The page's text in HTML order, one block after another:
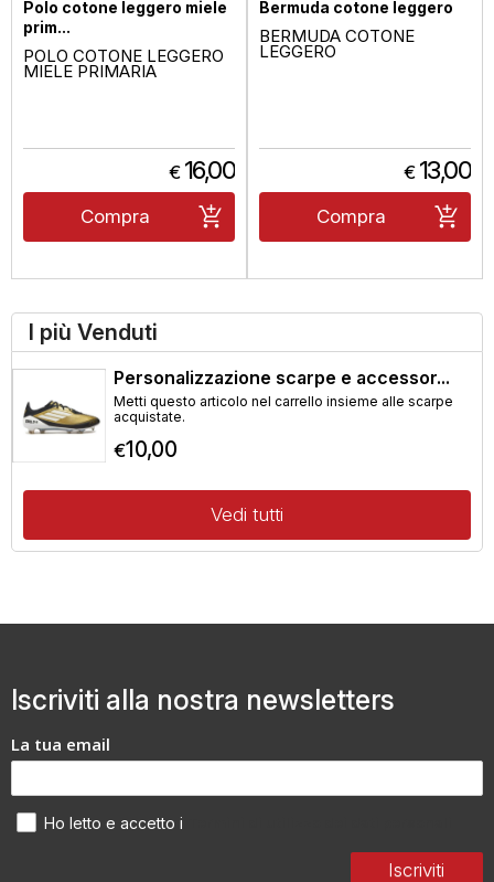
Polo cotone leggero miele
prim...
POLO COTONE LEGGERO
MIELE PRIMARIA
€ 16,00
Compra
Bermuda cotone leggero
BERMUDA COTONE
LEGGERO
€ 13,00
Compra
I più Venduti
Personalizzazione scarpe e accessor...
Metti questo articolo nel carrello insieme alle scarpe
acquistate.
€10,00
Vedi tutti
Iscriviti alla nostra newsletters
La tua email
Iscriviti
Ho letto e accetto i